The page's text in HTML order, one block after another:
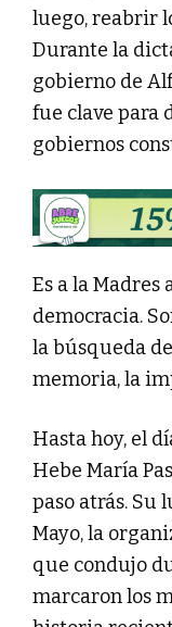
luego, reabrir
Durante la
gobierno de
fue clave para
gobiernos
Es a la Madres
democracia.
la búsqueda
memoria, la
Hasta hoy, el
Hebe María
paso atrás. Su
Mayo, la
que condujo
marcaron los